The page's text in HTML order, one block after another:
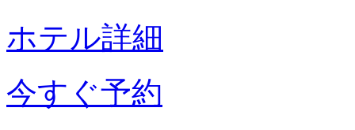
ホテル詳細
今すぐ予約